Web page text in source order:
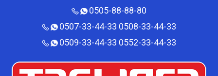
0505-88-88-80‬
0507-33-44-33 0508-33-44-33
0509-33-44-33 0552-33-44-33